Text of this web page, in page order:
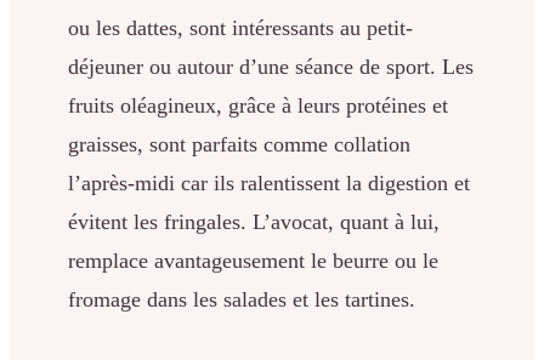
ou les dattes, sont intéressants au petit-
déjeuner ou autour d’une séance de sport. Les
fruits oléagineux, grâce à leurs protéines et
graisses, sont parfaits comme collation
l’après-midi car ils ralentissent la digestion et
évitent les fringales. L’avocat, quant à lui,
remplace avantageusement le beurre ou le
fromage dans les salades et les tartines.